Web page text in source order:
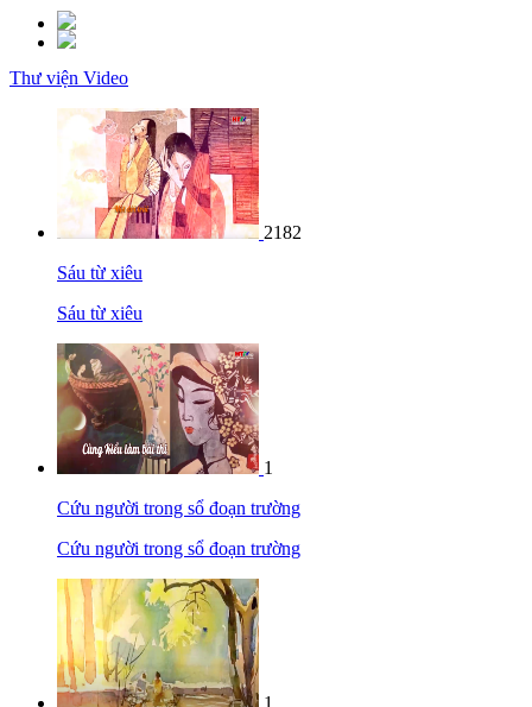
Thư viện Video
2182
Sáu từ xiêu
Sáu từ xiêu
1
Cứu người trong sổ đoạn trường
Cứu người trong sổ đoạn trường